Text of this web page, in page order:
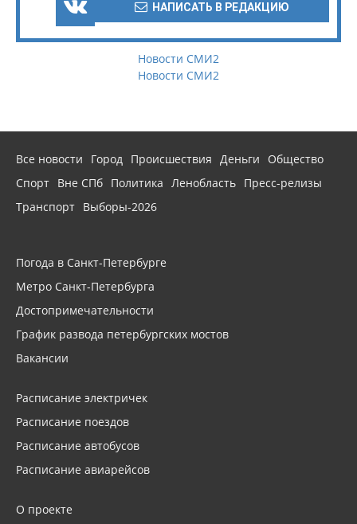
НАПИСАТЬ В РЕДАКЦИЮ
Новости СМИ2
Новости СМИ2
Все новости Город Происшествия Деньги
Общество
Спорт Вне СПб Политика Ленобласть Пресс-релизы
Транспорт Выборы-2026
Погода в Санкт-Петербурге
Метро Санкт-Петербурга
Достопримечательности
График развода петербургских мостов
Вакансии
Расписание электричек
Расписание поездов
Расписание автобусов
Расписание авиарейсов
О проекте